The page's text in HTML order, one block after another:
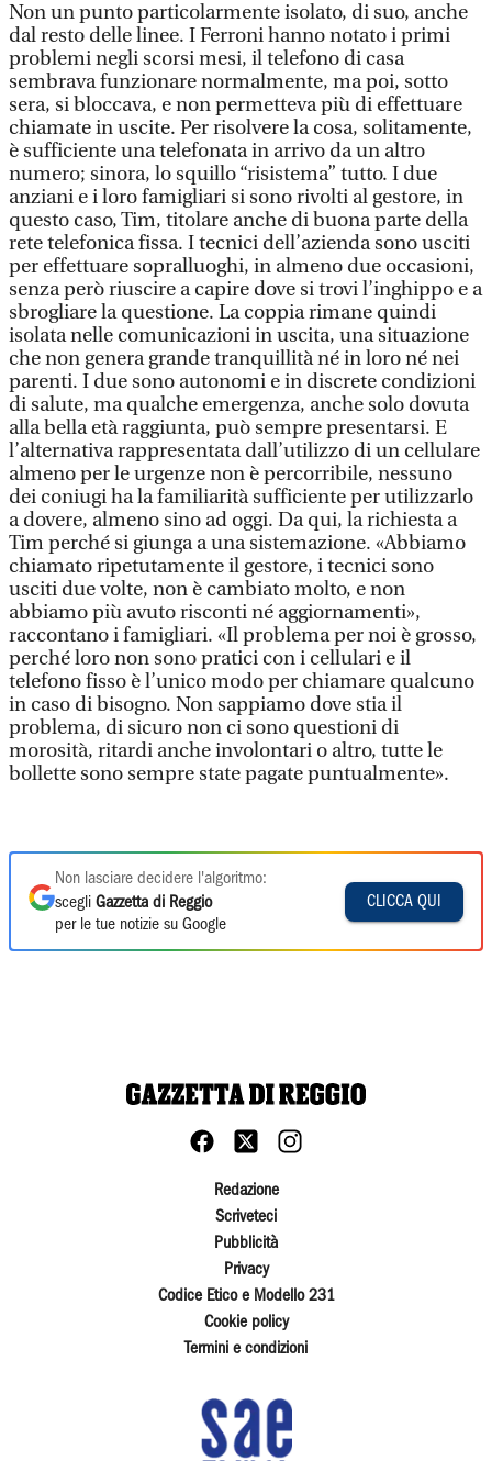
Non un punto particolarmente isolato, di suo, anche
dal resto delle linee. I Ferroni hanno notato i primi
problemi negli scorsi mesi, il telefono di casa
sembrava funzionare normalmente, ma poi, sotto
sera, si bloccava, e non permetteva più di effettuare
chiamate in uscite. Per risolvere la cosa, solitamente,
è sufficiente una telefonata in arrivo da un altro
numero; sinora, lo squillo “risistema” tutto. I due
anziani e i loro famigliari si sono rivolti al gestore, in
questo caso, Tim, titolare anche di buona parte della
rete telefonica fissa. I tecnici dell’azienda sono usciti
per effettuare sopralluoghi, in almeno due occasioni,
senza però riuscire a capire dove si trovi l’inghippo e a
sbrogliare la questione. La coppia rimane quindi
isolata nelle comunicazioni in uscita, una situazione
che non genera grande tranquillità né in loro né nei
parenti. I due sono autonomi e in discrete condizioni
di salute, ma qualche emergenza, anche solo dovuta
alla bella età raggiunta, può sempre presentarsi. E
l’alternativa rappresentata dall’utilizzo di un cellulare
almeno per le urgenze non è percorribile, nessuno
dei coniugi ha la familiarità sufficiente per utilizzarlo
a dovere, almeno sino ad oggi. Da qui, la richiesta a
Tim perché si giunga a una sistemazione. «Abbiamo
chiamato ripetutamente il gestore, i tecnici sono
usciti due volte, non è cambiato molto, e non
abbiamo più avuto risconti né aggiornamenti»,
raccontano i famigliari. «Il problema per noi è grosso,
perché loro non sono pratici con i cellulari e il
telefono fisso è l’unico modo per chiamare qualcuno
in caso di bisogno. Non sappiamo dove stia il
problema, di sicuro non ci sono questioni di
morosità, ritardi anche involontari o altro, tutte le
bollette sono sempre state pagate puntualmente».
Non lasciare decidere l'algoritmo:
scegli Gazzetta di Reggio
per le tue notizie su Google
CLICCA QUI
Redazione
Scriveteci
Pubblicità
Privacy
Codice Etico e Modello 231
Cookie policy
Termini e condizioni